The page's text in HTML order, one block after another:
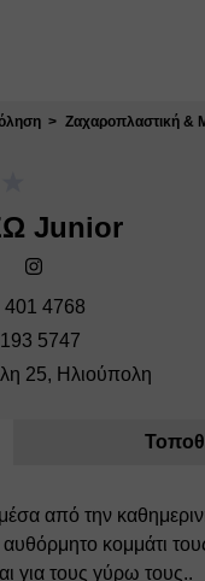
Ζαχαροπλαστική &
Junior
401 4768
5747
25, Ηλιούπολη
από την
αυθόρμητο κομμάτι
για τους γύρω τους..